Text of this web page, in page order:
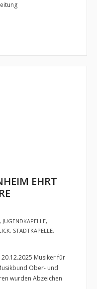
EHRT
, JUGENDKAPELLE,
, STADTKAPELLE,
Musiker für
Ober- und
wurden Abzeichen